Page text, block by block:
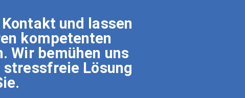
und lassen
kompetenten
Wir bemühen uns
stressfreie Lösung